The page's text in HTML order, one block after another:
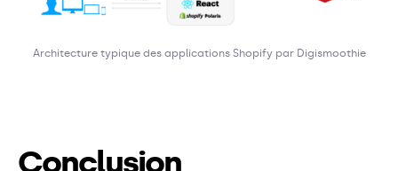
Architecture typique des applications Shopify par Digismoothie
Conclusion